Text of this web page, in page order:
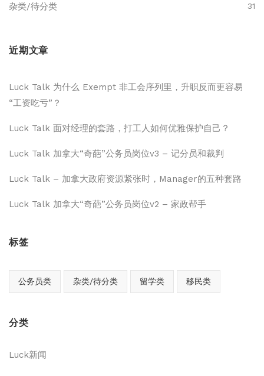
杂类/待分类 31
近期文章
Luck Talk 为什么 Exempt 非工会序列里，升职反而更容易
“工资吃亏”？
Luck Talk 面对经理的套路，打工人如何优雅保护自己？
Luck Talk 加拿大“奇葩”公务员岗位v3 – 记分员和裁判
Luck Talk – 加拿大政府资源紧张时，Manager的五种套路
Luck Talk 加拿大“奇葩”公务员岗位v2 – 家政帮手
标签
公务员类 杂类/待分类 留学类 移民类
分类
Luck新闻